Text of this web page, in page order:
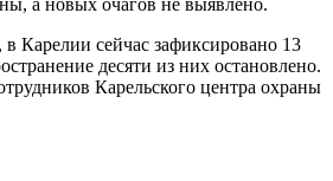
Карелии сейчас зафиксировано 13
десяти из них остановлено.
Карельского центра охраны